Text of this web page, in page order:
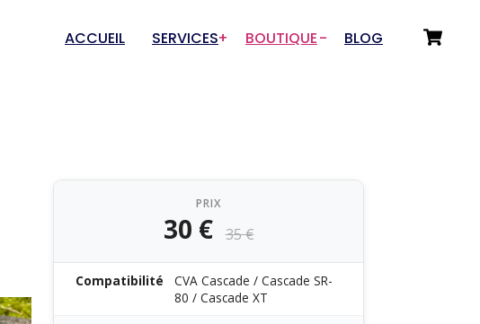
ACCUEIL SERVICES
Fabrication additive
Sous-traitance rétro-
BOUTIQUE BLOG
PRIX
30 € 35 €
Compatibilité
CVA Cascade / Cascade SR-
80 / Cascade XT